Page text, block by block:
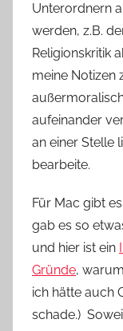
Unterordnern
werden, z.B.
Religionskritik
meine Notizen
aufeinander
an einer Stelle
bearbeite.
Für Mac gibt es
gab es so
und hier ist ein
Gründe,
ich hätte auch
schade.)